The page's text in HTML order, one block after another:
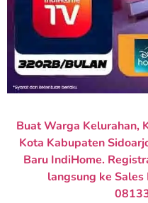
Buat Warga Kelurahan,
Kota Kabupaten
Baru IndiHome.
langsung ke